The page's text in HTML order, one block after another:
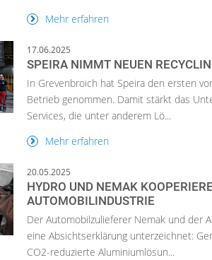
Mehr erfahren
17.06.2025
SPEIRA NIMMT NEUEN
In Grevenbroich hat Speira den ersten
Betrieb genommen. Damit stärkt das
Services, die unter anderem Lö...
Mehr erfahren
20.05.2025
HYDRO UND NEMAK
AUTOMOBILINDUSTRIE
Der Automobilzulieferer Nemak und der
eine Absichtserklärung unterzeichnet:
CO2-reduzierte Aluminiumlösun...